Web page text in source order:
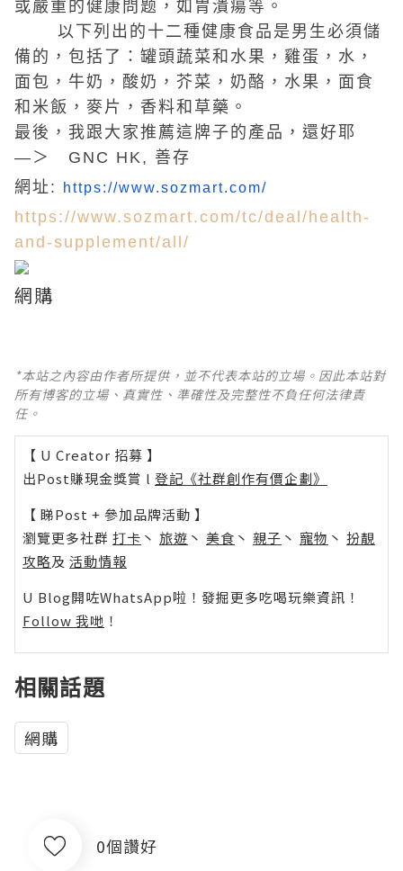
或嚴重的健康問题，如胃潰瘍等。
以下列出的十二種健康食品是男生必須儲
備的，包括了：罐頭蔬菜和水果，雞蛋，水，
面包，牛奶，酸奶，芥菜，奶酪，水果，面食
和米飯，麥片，香料和草藥。
最後，我跟大家推薦這牌子的產品，還好耶
—＞ GNC HK, 善存
網址:
https://www.sozmart.com/
https://www.sozmart.com/tc/deal/health-
and-supplement/all/
網購
*本站之內容由作者所提供，並不代表本站的立場。因此本站對
所有博客的立場、真實性、準確性及完整性不負任何法律責
任。
【 U Creator 招募 】
出Post賺現金獎賞 l 登記《社群創作有價企劃》
【 睇Post + 參加品牌活動 】
瀏覽更多社群 打卡 丶 旅遊 丶 美食 丶 親子 丶 寵物 丶 扮靚
攻略及 活動情報
U Blog開咗WhatsApp啦！發掘更多吃喝玩樂資訊！
Follow 我哋 ！
相關話題
網購
0個讚好